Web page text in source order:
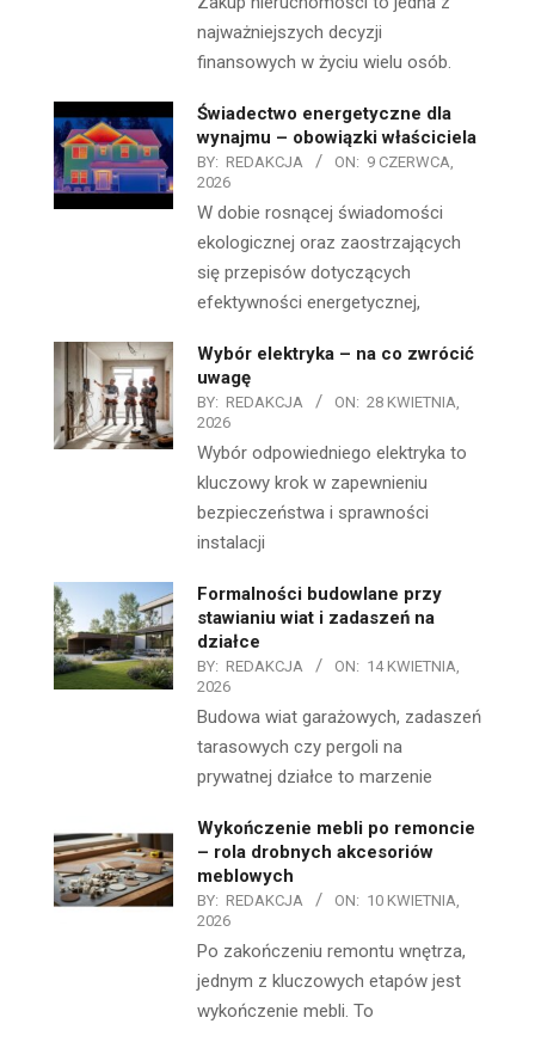
najważniejszych decyzji
finansowych w życiu wielu osób.
Świadectwo energetyczne dla
wynajmu – obowiązki właściciela
BY: REDAKCJA ON: 9 CZERWCA,
2026
W dobie rosnącej świadomości
ekologicznej oraz zaostrzających
się przepisów dotyczących
efektywności energetycznej,
Wybór elektryka – na co zwrócić
uwagę
BY: REDAKCJA ON: 28 KWIETNIA,
2026
Wybór odpowiedniego elektryka to
kluczowy krok w zapewnieniu
bezpieczeństwa i sprawności
instalacji
Formalności budowlane przy
stawianiu wiat i zadaszeń na
działce
BY: REDAKCJA ON: 14 KWIETNIA,
2026
Budowa wiat garażowych, zadaszeń
tarasowych czy pergoli na
prywatnej działce to marzenie
Wykończenie mebli po remoncie
– rola drobnych akcesoriów
meblowych
BY: REDAKCJA ON: 10 KWIETNIA,
2026
Po zakończeniu remontu wnętrza,
jednym z kluczowych etapów jest
wykończenie mebli. To